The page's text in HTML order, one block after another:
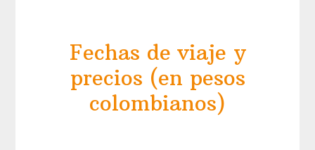
Fechas de viaje y
precios (en pesos
colombianos)